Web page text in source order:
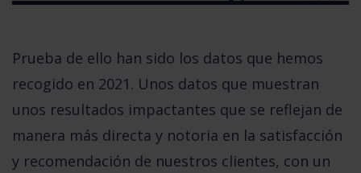
Prueba de ello han sido los datos que hemos
recogido en 2021. Unos datos que muestran
unos resultados impactantes que se reflejan de
manera más directa y notoria en la satisfacción
y recomendación de nuestros clientes, con un